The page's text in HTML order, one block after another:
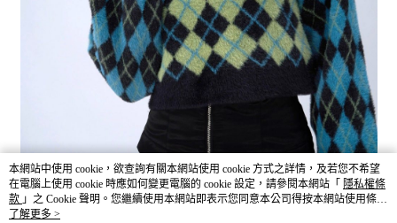
本網站中使用 cookie，欲查詢有關本網站使用 cookie 方式之詳情，及若您不希望
在電腦上使用 cookie 時應如何變更電腦的 cookie 設定，請參閱本網站「 隱私權條
款 」之 Cookie 聲明。您繼續使用本網站即表示您同意本公司得按本網站使用條款
之 Cookie 聲明使用 cookie。
了解更多 >